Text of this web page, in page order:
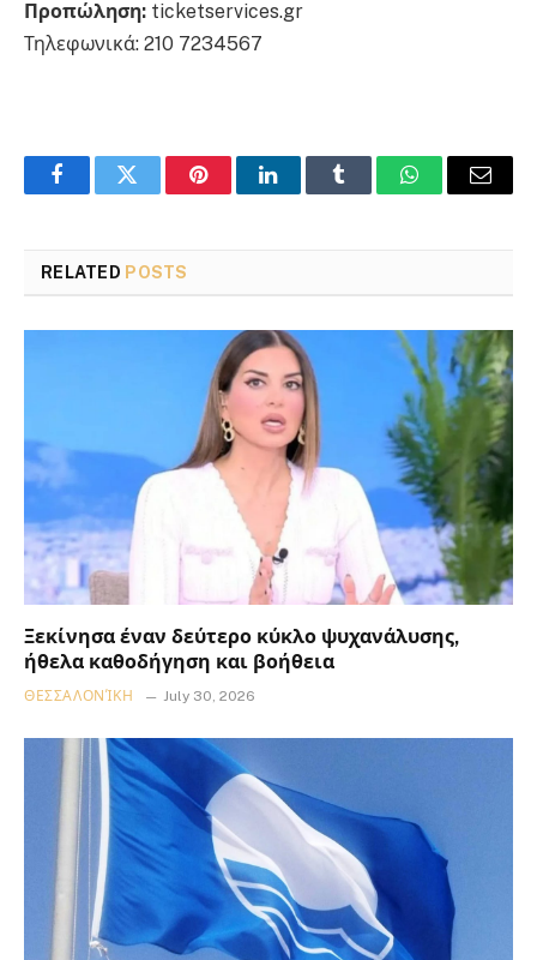
Προπώληση: ticketservices.gr
Τηλεφωνικά: 210 7234567
FacebookTwitter PinterestLinkedInTumblr WhatsAppEmail
RELATED POSTS
Ξεκίνησα έναν δεύτερο κύκλο ψυχανάλυσης,
ήθελα καθοδήγηση και βοήθεια
ΘΕΣΣΑΛΟΝΊΚΗ July 30, 2026